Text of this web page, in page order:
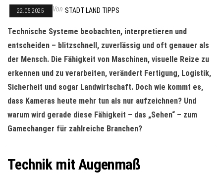
22.05.2025 Von STADT LAND TIPPS
Technische Systeme beobachten, interpretieren und
entscheiden – blitzschnell, zuverlässig und oft genauer als
der Mensch. Die Fähigkeit von Maschinen, visuelle Reize zu
erkennen und zu verarbeiten, verändert Fertigung, Logistik,
Sicherheit und sogar Landwirtschaft. Doch wie kommt es,
dass Kameras heute mehr tun als nur aufzeichnen? Und
warum wird gerade diese Fähigkeit – das „Sehen“ – zum
Gamechanger für zahlreiche Branchen?
Technik mit Augenmaß